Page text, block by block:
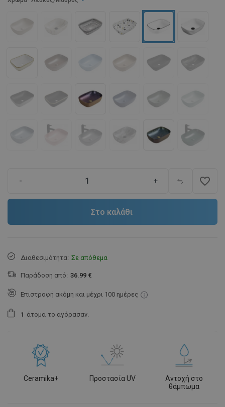
- + favorite_border
Στο καλάθι
Διαθεσιμότητα: Σε απόθεμα
Παράδοση από: 36.99 €
Επιστροφή ακόμη και μέχρι 100 ημέρες
1 άτομα το αγόρασαν.
Ceramika+ Προστασία UV
Αντοχή στο
θάμπωμα